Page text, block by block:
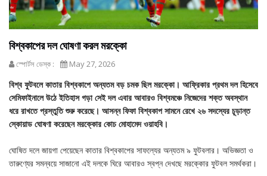
বিশ্বকাপের দল ঘোষণা করল মরক্কো
স্পোর্টস ডেস্ক : May 27, 2026
বিশ্ব ফুটবলে কাতার বিশ্বকাপে অন্যতম বড় চমক ছিল মরক্কো। আফ্রিকার প্রথম দল হিসেবে
সেমিফাইনালে উঠে ইতিহাস গড়া সেই দল এবার আবারও বিশ্বমঞ্চে নিজেদের শক্ত অবস্থান
ধরে রাখতে প্রস্তুতি শুরু করেছে। আসন্ন ফিফা বিশ্বকাপ সামনে রেখে ২৬ সদস্যের চূড়ান্ত
স্কোয়াড ঘোষণা করেছেন মরক্কোর কোচ মোহামেদ ওয়াহবি।
ঘোষিত দলে জায়গা পেয়েছেন কাতার বিশ্বকাপের সাফল্যের অন্যতম ৯ ফুটবলার। অভিজ্ঞতা ও
তারুণ্যের সমন্বয়ে সাজানো এই দলকে ঘিরে আবারও স্বপ্ন দেখছে মরক্কোর ফুটবল সমর্থকরা।